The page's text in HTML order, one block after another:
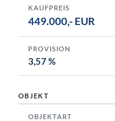
KAUFPREIS
449.000,- EUR
PROVISION
3,57 %
OBJEKT
OBJEKTART